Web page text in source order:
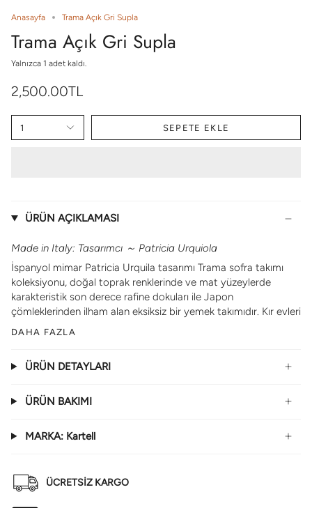
Anasayfa Trama Açık Gri Supla
Trama Açık Gri Supla
Yalnızca 1 adet kaldı.
2,500.00TL
1 SEPETE EKLE
ÜRÜN AÇIKLAMASI
Made in Italy: Tasarımcı ～ Patricia Urquiola
İspanyol mimar Patricia Urquila tasarımı Trama sofra takımı
koleksiyonu, doğal toprak renklerinde ve mat yüzeylerde
karakteristik son derece rafine dokuları ile Japon
çömleklerinden ilham alan eksiksiz bir yemek takımıdır. Kır evleri
DAHA FAZLA
ÜRÜN DETAYLARI
ÜRÜN BAKIMI
MARKA: Kartell
ÜCRETSİZ KARGO